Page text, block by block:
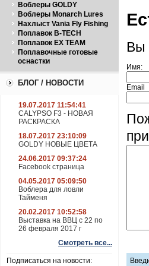
Воблеры GOLDY
Воблеры Monarch Lures
Нахлыст Vania Fly Fishing
Поплавок B-TECH
Поплавок EX TEAM
Поплавочные готовые
оснастки
БЛОГ / НОВОСТИ
19.07.2017 11:54:41
CALYPSO F3 - НОВАЯ
РАСКРАСКА
18.07.2017 23:10:09
GOLDY НОВЫЕ ЦВЕТА
24.06.2017 09:37:24
Facebook страница
04.05.2017 05:09:50
Воблера для ловли
Тайменя
20.02.2017 10:52:58
Выставка на ВВЦ с 22 по
26 февраля 2017 г
Смотреть все...
Подписаться на новости:
Вы
Имя:
Email